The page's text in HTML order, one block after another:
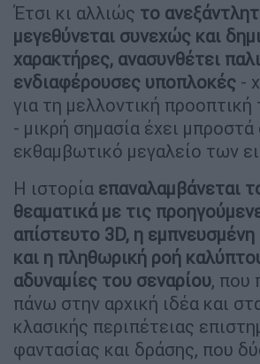
Έτσι κι αλλιώς το
μεγεθύνεται συνεχώς και
χαρακτήρες, ανασυνθέτει
ενδιαφέρουσες υποπλοκές -
για τη μελλοντική
- μικρή σημασία έχει μπροστά
εκθαμβωτικό μεγαλείο των
Η ιστορία επαναλαμβάνεται
θεαματικά με τις
απίστευτο 3D, η
και η πληθωρική ροή
αδυναμίες του σεναρίου, που
πάνω στην αρχική ιδέα και
κλασικής περιπέτειας
φαντασίας και δράσης, που